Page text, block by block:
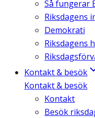
Så fungerar
Riksdagens
Demokrati
Riksdagens
Kontakt & besök
Kontakt & besök
Kontakt
Besök